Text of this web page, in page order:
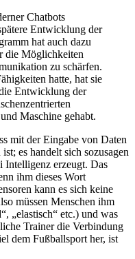
Chatbots
Entwicklung der
hat auch dazu
die Möglichkeiten
zu schärfen.
hatte, hat sie
Entwicklung der
Maschine gehabt.
mit der Eingabe von Daten
es handelt sich sozusagen
Intelligenz erzeugt. Das
ihm dieses Wort
kann es sich keine
müssen Menschen ihm
„elastisch“ etc.) und was
Trainer die Verbindung
dem Fußballsport her, ist